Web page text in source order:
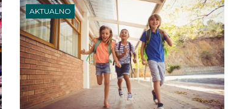
AKTUALNO